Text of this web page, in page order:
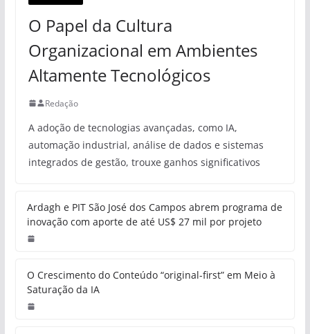
O Papel da Cultura
Organizacional em Ambientes
Altamente Tecnológicos
Redação
A adoção de tecnologias avançadas, como IA,
automação industrial, análise de dados e sistemas
integrados de gestão, trouxe ganhos significativos
Ardagh e PIT São José dos Campos abrem programa de
inovação com aporte de até US$ 27 mil por projeto
O Crescimento do Conteúdo “original-first” em Meio à
Saturação da IA